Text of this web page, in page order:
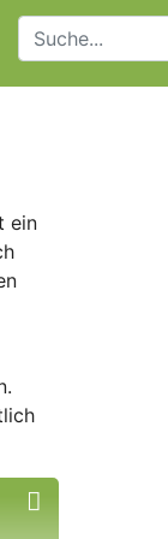
ein